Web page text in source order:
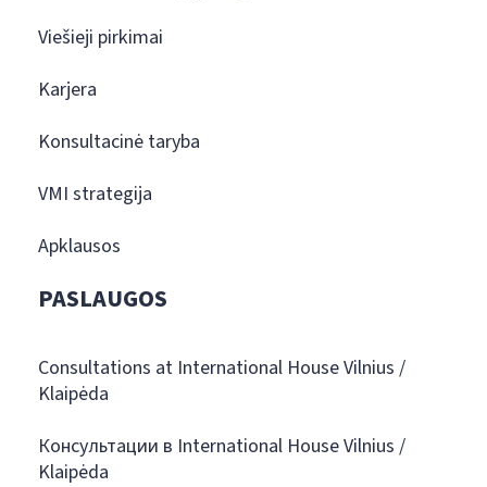
Viešieji pirkimai
Karjera
Konsultacinė taryba
VMI strategija
Apklausos
PASLAUGOS
Consultations at International House Vilnius /
Klaipėda
Консультации в International House Vilnius /
Klaipėda